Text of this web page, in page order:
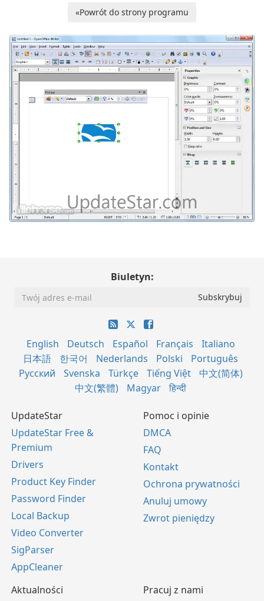
«Powrót do strony programu
Biuletyn:
English Deutsch Español Français
Italiano
日本語
한국어 Nederlands Polski
Português
Русский
Svenska Türkçe Tiếng Việt
中文(简体)
中文(繁體)
Magyar हिन्दी
UpdateStar
UpdateStar Free &
Premium
Drivers
Product Key Finder
Password Finder
Local Backup
Video Converter
SigParser
AppCleaner
Pomoc i opinie
DMCA
FAQ
Kontakt
Ochrona prywatności
Anuluj umowy
Zwrot pieniędzy
Aktualności
Pracuj z nami